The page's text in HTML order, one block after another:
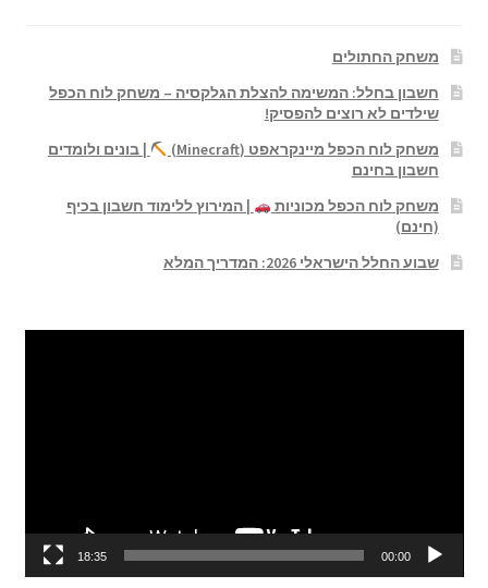
משחק החתולים
חשבון בחלל: המשימה להצלת הגלקסיה – משחק לוח הכפל
שילדים לא רוצים להפסיק!
משחק לוח הכפל מיינקראפט (Minecraft)
| בונים ולומדים
חשבון בחינם
משחק לוח הכפל מכוניות
| המירוץ ללימוד חשבון בכיף
(חינם)
שבוע החלל הישראלי 2026: המדריך המלא
00:00
18:35